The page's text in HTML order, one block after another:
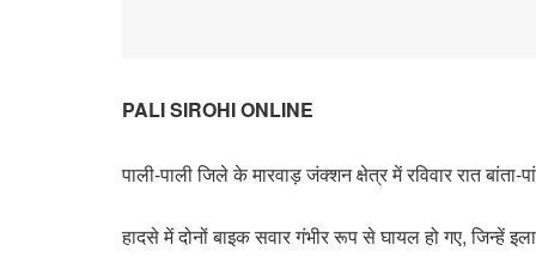
PALI SIROHI ONLINE
पाली-पाली जिले के मारवाड़ जंक्शन क्षेत्र में रविवार रात
हादसे में दोनों बाइक सवार गंभीर रूप से घायल हो गए, जिन्हें